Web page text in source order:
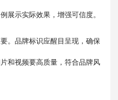
展示实际效果，增强可信度。
。品牌标识应醒目呈现，确保
和视频要高质量，符合品牌风